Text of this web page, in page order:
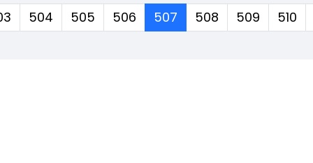
504 505 506 507 (corrente)
508 509 510